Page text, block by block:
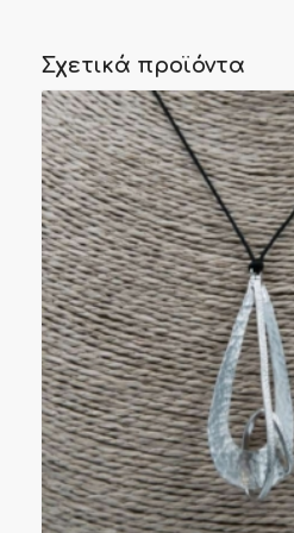
Σχετικά προϊόντα